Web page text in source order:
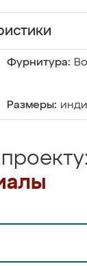
Фурнитура:
Размеры: